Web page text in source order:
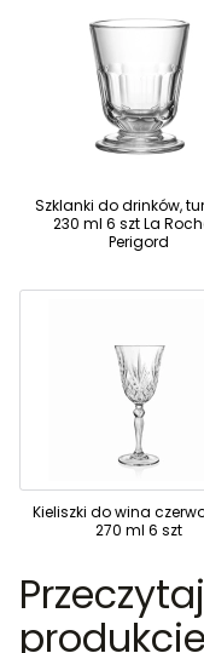
Szklanki do drinków,
230 ml 6 szt La
Perigord
Kieliszki do wina
270 ml 6 szt